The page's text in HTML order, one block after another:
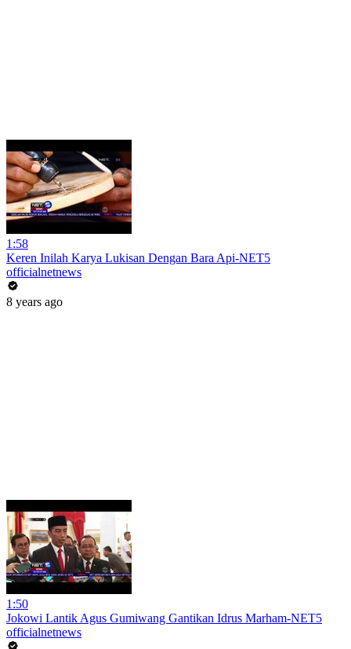
1:58
Keren Inilah Karya Lukisan Dengan Bara Api-NET5
officialnetnews
8 years ago
1:50
Jokowi Lantik Agus Gumiwang Gantikan Idrus Marham-NET5
officialnetnews